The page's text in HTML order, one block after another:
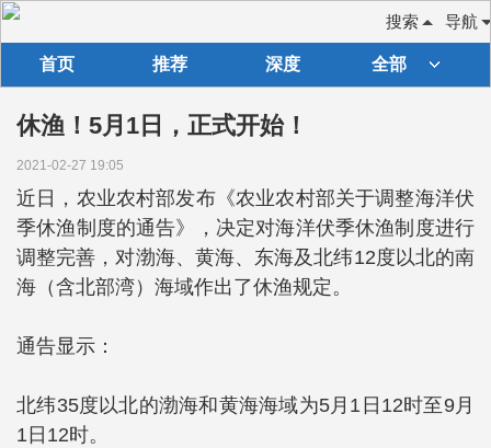
导航
搜索
首页 推荐 深度 全部
休渔！5月1日，正式开始！
2021-02-27 19:05
近日，农业农村部发布《农业农村部关于调整海洋伏
季休渔制度的通告》，决定对海洋伏季休渔制度进行
调整完善，对渤海、黄海、东海及北纬12度以北的南
海（含北部湾）海域作出了休渔规定。
通告显示：
北纬35度以北的渤海和黄海海域为5月1日12时至9月
1日12时。